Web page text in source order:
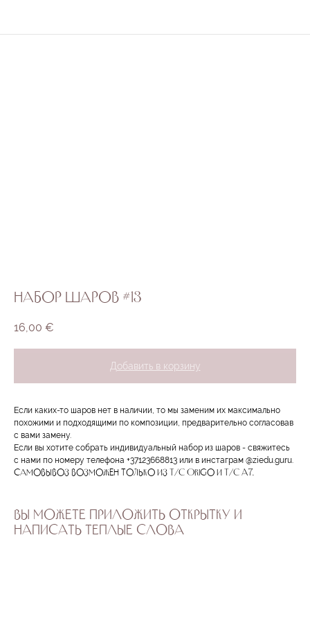
Набор шаров #13
16,00 €
Добавить в корзину
Если каких-то шаров нет в наличии, то мы заменим их максимально
похожими и подходящими по композиции, предварительно согласовав
с вами замену.
Если вы хотите собрать индивидуальный набор из шаров - свяжитесь
с нами по номеру телефона +37123668813 или в инстаграм @ziedu.guru.
Самовывоз возможен только из T/C Origo и T/C A7.
ВЫ МОЖЕТЕ ПРИЛОЖИТЬ ОТКРЫТКУ И
НАПИСАТЬ ТЕПЛЫЕ СЛОВА